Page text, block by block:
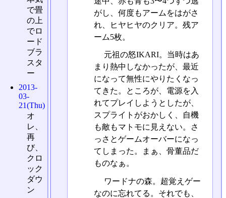
がし、何度もアームをはがさ
れ、ヒヤヒヤのクリア。残ア
ーム5枚。
元祖の怒IKARI。当時はあ
まり熱中しなかったが、最近
になって無性にやりたくなっ
てきた。ところが、電源を入
れてプレイしようとしたが、
スプライトがおかしく、自機
も敵もマトモに見えない。さ
っさとゲームオーバーになっ
てしまった。まぁ、骨董品だ
ものなぁ。
ワードナの森。超覚えゲー
なのに忘れてる。それでも、
で畳
の上
でロ
ード
ブラ
スタ
ー
2013-
03-
21(Thu)
オ
レ、
再
び、
クロ
ック
ダウ
ン